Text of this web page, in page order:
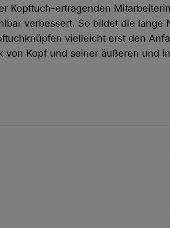
Kopftuch-ertragenden
verbessert. So bildet die lange
vielleicht erst den
von Kopf und seiner äußeren und